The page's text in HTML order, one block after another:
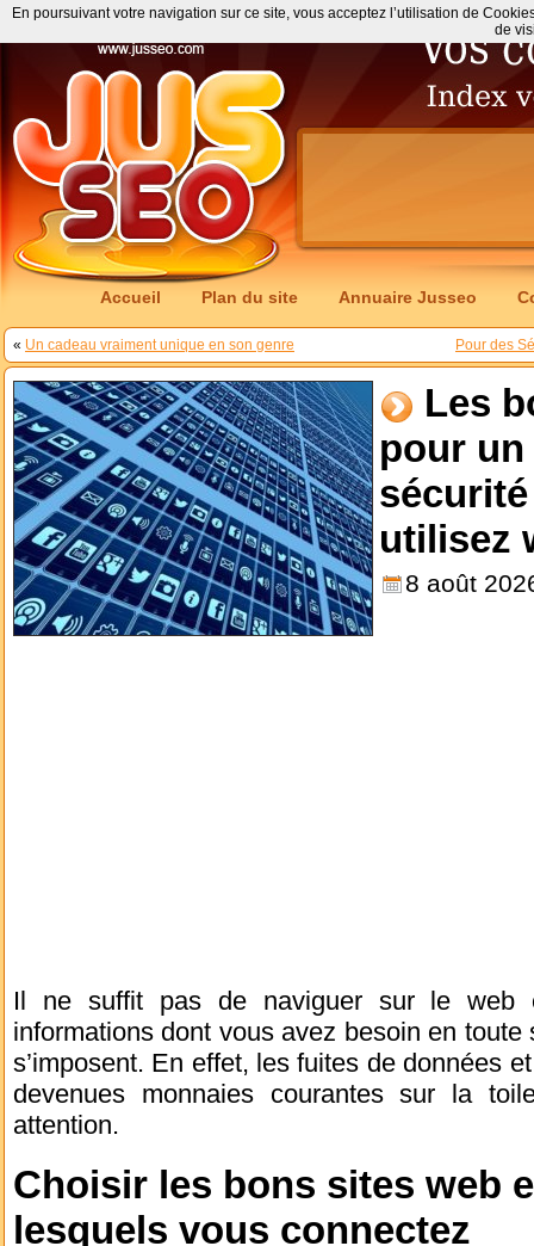
Accueil Plan du site Annuaire Jusseo
« Un cadeau vraiment unique en son genre Pour des
Les
pour un
utilisez
8 août
Il ne suffit pas de naviguer sur le web
informations dont vous avez besoin en
s’imposent. En effet, les fuites de données
devenues monnaies courantes sur la
attention.
Choisir les bons sites web
lesquels vous connectez
En poursuivant votre navigation sur ce site, vous acceptez l’utilisation de
de